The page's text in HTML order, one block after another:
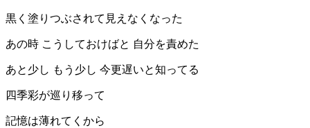
黒く塗りつぶされて見えなくなった
あの時 こうしておけばと 自分を責めた
あと少し もう少し 今更遅いと知ってる
四季彩が巡り移って
記憶は薄れてくから